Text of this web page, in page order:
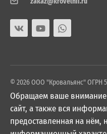
© 2026 ООО "Кровальянс" ОГРН
Обращаем ваше внимание
сайт, а также вся
предоставленная на нём,